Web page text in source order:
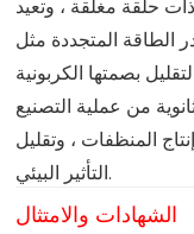
الطاقة المتجددة مثل
من عملية التصنيع
المنظفات ، وتقليل
التأثير البيئي.
الشهادات والامتثال